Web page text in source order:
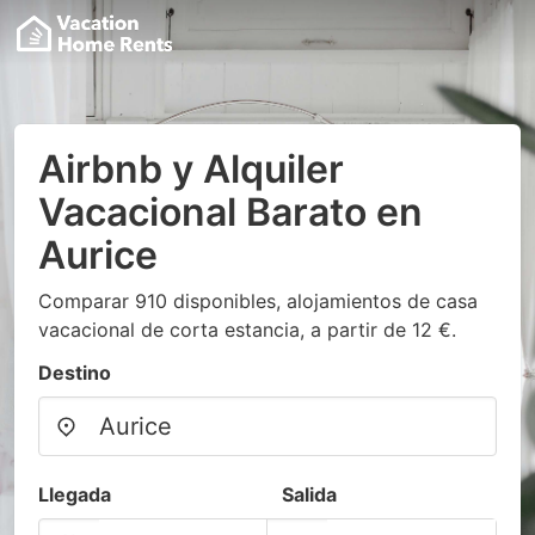
Airbnb y Alquiler
Vacacional Barato en
Aurice
Comparar 910 disponibles, alojamientos de casa
vacacional de corta estancia, a partir de 12 €.
Destino
Llegada Salida